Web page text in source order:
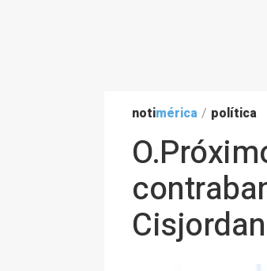
notimérica / política